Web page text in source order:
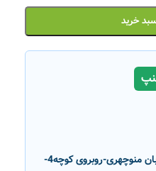
خرید
خیابان قاآنی شمالی-خیابان منوچهری-روبروی کوچه4-